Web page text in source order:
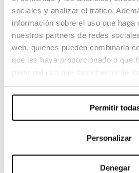
sociales y analizar el tráfico.
información sobre el uso que haga
nuestros partners de redes
web, quienes pueden combinarla
que les haya proporcionado o que
Permitir
Personalizar
Denegar